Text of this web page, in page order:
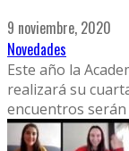
9 noviembre, 2020
Novedades
Este año la
realizará su
encuentros